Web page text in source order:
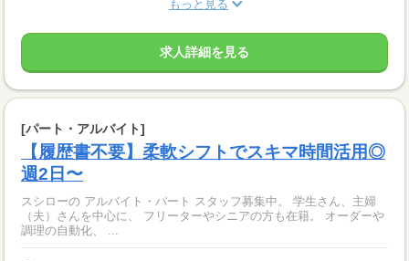
もっと見る
求人詳細を見る
[パート・アルバイト]
【履歴書不要】柔軟シフトでスキマ時間活用◎
週2日〜
スシローの アルバイト・パート スタッフ募集中。 学生さん、主婦
（夫）さんを中心に、 フリーターやシニアの方も在籍。 オーダーや
調理の自動化、 ...